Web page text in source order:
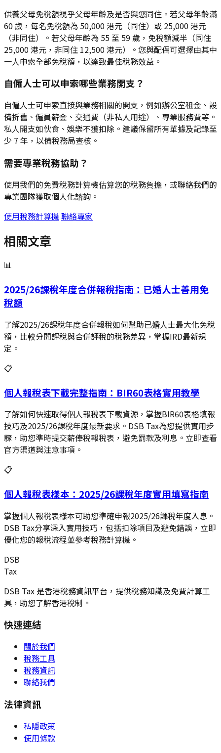
供養父母免稅額視乎父母年齡及是否與您同住。若父母年齡滿
60 歲，每名免稅額為 50,000 港元（同住）或 25,000 港元
（非同住）。若父母年齡為 55 至 59 歲，免稅額減半（同住
25,000 港元，非同住 12,500 港元）。您與配偶可選擇由其中
一人申索全部免稅額，以達致最佳稅務效益。
自僱人士可以申索哪些業務開支？
自僱人士可申索直接與業務相關的開支，例如辦公室租金、設
備折舊、僱員薪金、交通費（非私人用途）、專業服務費等。
私人開支如伙食、娛樂不獲扣除。建議保留所有單據及記錄至
少 7 年，以備稅務局查核。
需要專業稅務協助？
使用我們的免費稅務計算機估算您的稅務負擔，或聯絡我們的
專業團隊獲取個人化諮詢。
使用稅務計算機 聯絡專家
相關文章
📊
2025/26課稅年度合併報稅指南：已婚人士善用免
稅額
了解2025/26課稅年度合併報稅如何幫助已婚人士最大化免稅
額，比較分開評稅與合併評稅的稅務差異，掌握IRD最新規
定。
📋
個人報稅表下載完整指南：BIR60表格實用教學
了解如何快速取得個人報稅表下載資源，掌握BIR60表格填報
技巧及2025/26課稅年度最新要求。DSB Tax為您提供實用步
驟，助您準時提交薪俸稅報稅表，避免罰款及利息。立即查看
官方渠道與注意事項。
📋
個人報稅表樣本：2025/26課稅年度實用填寫指南
掌握個人報稅表樣本可助您準確申報2025/26課稅年度入息。
DSB Tax分享深入實用技巧，包括扣除項目及避免錯誤，立即
優化您的報稅流程並參考稅務計算機。
DSB
Tax
DSB Tax 是香港稅務資訊平台，提供稅務知識及免費計算工
具，助您了解香港稅制。
快速連結
關於我們
稅務工具
稅務資訊
聯絡我們
法律資訊
私隱政策
使用條款